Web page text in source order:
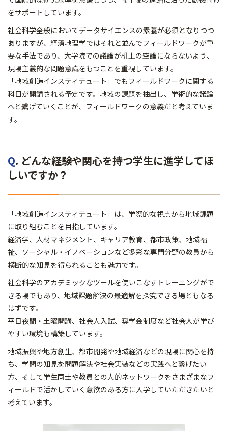
をサポートしています。
社会科学全般においてデータサイエンスの素養が必須となりつつ
ありますが、経済地理学ではそれと並んでフィールドワークが重
要な手法であり、大学院での議論が机上の空論にならないよう、
現場主義的な問題意識をもつことを重視しています。
「地域創造インスティテュート」でもフィールドワークに関する
科目が開講される予定です。地域の課題を抽出し、学術的な議論
へと繋げていくことが、フィールドワークの意義だと考えていま
す。
Q. どんな経験や関心を持つ学生に進学してほ
しいですか？
「地域創造インスティテュート」は、学際的な視点から地域課題
に取り組むことを目指しています。
経済学、人材マネジメント、キャリア教育、都市政策、地域福
祉、ソーシャル・イノベーションなど多彩な専門分野の教員から
横断的な知見を得られることも魅力です。
社会科学のアカデミックなツールを使いこなすトレーニングがで
きる場でもあり、地域課題解決の最適解を探究できる場ともなる
はずです。
平日夜間・土曜開講、社会人入試、奨学金制度など社会人が学び
やすい環境も構築しています。
地域振興や地方創生、都市開発や地域経済などの現場に関心を持
ち、学問の知見を問題解決や社会実装などの実践へと繋げたい
方、そして学生同士や教員との人的ネットワークをさまざまなフ
ィールドで活かしていく意欲のある方に入学していただきたいと
考えています。